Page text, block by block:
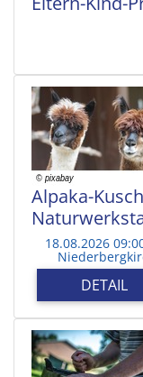
Alpaka-
18.08.2026
DETAIL